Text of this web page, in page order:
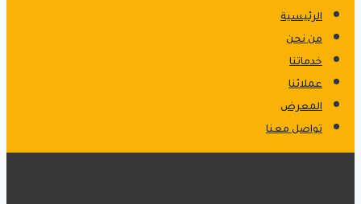
الرئيسية
من نحن
خدماتنا
عملائنا
المعرض
تواصل معنا